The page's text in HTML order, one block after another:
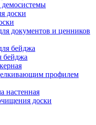
доски
документов и ценников
бейджа
бейджа
профилем
настенная
доски